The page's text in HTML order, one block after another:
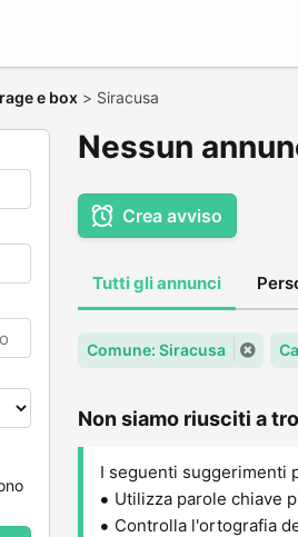
e box > Siracusa
Nessun
Crea avviso
Tutti gli annunci
Comune: Siracusa
Non siamo riusciti a
I seguenti suggerimenti
Utilizza parole chiave
Controlla l'ortografia